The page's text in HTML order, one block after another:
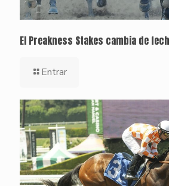
El Preakness Stakes cambia de
Entrar